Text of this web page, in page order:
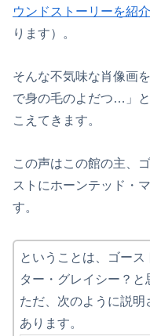
ウンドストーリーを紹
ります）。
そんな不気味な肖像画
で身の毛のよだつ…」
こえてきます。
この声はこの館の主、
ストにホーンテッド・
す。
ということは、ゴース
ター・グレイシー？と
ただ、次のように説明
あります。